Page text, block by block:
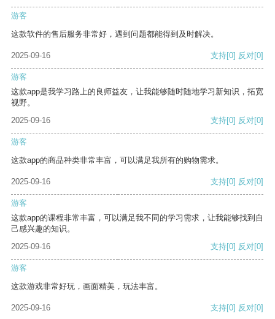
游客
这款软件的售后服务非常好，遇到问题都能得到及时解决。
2025-09-16 支持[0] 反对[0]
游客
这款app是我学习路上的良师益友，让我能够随时随地学习新知识，拓宽
视野。
2025-09-16
支持[0] 反对[0]
游客
这款app的商品种类非常丰富，可以满足我所有的购物需求。
2025-09-16 支持[0] 反对[0]
游客
这款app的课程非常丰富，可以满足我不同的学习需求，让我能够找到自
己感兴趣的知识。
2025-09-16
支持[0] 反对[0]
游客
这款游戏非常好玩，画面精美，玩法丰富。
2025-09-16 支持[0] 反对[0]